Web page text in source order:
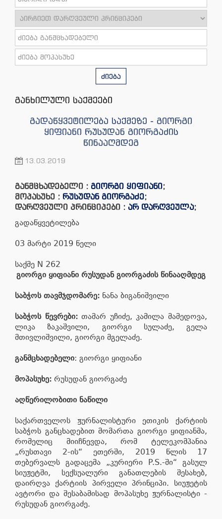
ძიება
განხილული საქმეები
გადაწყვეტილება საქმეზე - გიორგი
ყიფიანი რუსუდან გიორგაძის
წინააღმდეგ
13.03.2019
განმცხადებელი : გიორგი ყიფიანი;
მოპასუხე : რუსუდან გიორგაძე;
დარღვეული პრინციპები : არ დარღვეულა;
გადაწყვეტილება
03 მარტი 2019 წელი
საქმე N 262
გიორგი ყიფიანი რუსუდან გიორგაძის წინააღმდეგ
საბჭოს თავმჯდომარე: ნანა ბიგანიშვილი
საბჭოს წევრები:თამარ უჩიძე, კამილა მამედოვა,
ლიკა ზაკაშვილი, გიორგი სულაძე, გელა
მთივლიშვილი, გიორგი მგელაძე.
განმცხადებელი: გიორგი ყიფიანი
მოპასუხე: რუსუდან გიორგაძე
აღწერილობითი ნაწილი
საქართველოს ჟურნალისტური ეთიკის ქარტიის
საბჭოს განცხადებით მომართა გიორგი ყიფიანმა,
რომელიც მიიჩნევდა, რომ ტელეკომპანია
„რუსთავი 2-ის“ ეთერში, 2019 წლის 17
თებერვალს გადაცემა „კურიერი P.S.-ში“ გასულ
სიუჟეტში, სექსუალური განათლების შესახებ,
დაირღვა ქარტიის პირველი პრინციპი. სიუჟეტის
ავტორი და შესაბამისად მოპასუხე ჟურნალისტი -
რუსუდან გიორგაძე.